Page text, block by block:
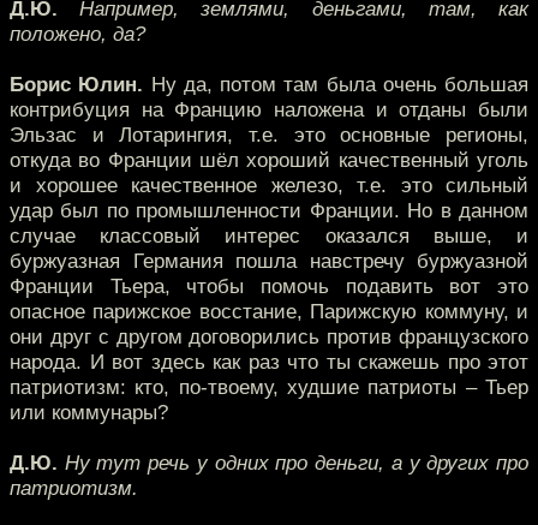
Д.Ю. Например, землями, деньгами, там, как
положено, да?
Борис Юлин. Ну да, потом там была очень большая
контрибуция на Францию наложена и отданы были
Эльзас и Лотарингия, т.е. это основные регионы,
откуда во Франции шёл хороший качественный уголь
и хорошее качественное железо, т.е. это сильный
удар был по промышленности Франции. Но в данном
случае классовый интерес оказался выше, и
буржуазная Германия пошла навстречу буржуазной
Франции Тьера, чтобы помочь подавить вот это
опасное парижское восстание, Парижскую коммуну, и
они друг с другом договорились против французского
народа. И вот здесь как раз что ты скажешь про этот
патриотизм: кто, по-твоему, худшие патриоты – Тьер
или коммунары?
Д.Ю. Ну тут речь у одних про деньги, а у других про
патриотизм.